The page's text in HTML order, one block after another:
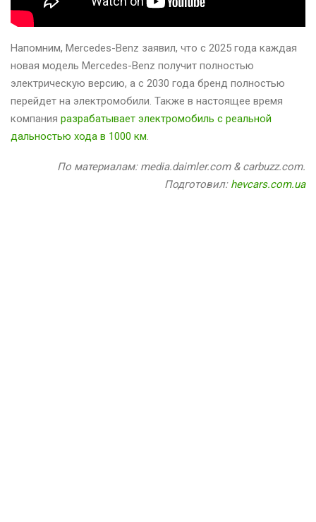
Напомним, Mercedes-Benz заявил, что с 2025 года каждая
новая модель Mercedes-Benz получит полностью
электрическую версию, а с 2030 года бренд полностью
перейдет на электромобили. Также в настоящее время
компания разрабатывает электромобиль с реальной
дальностью хода в 1000 км.
По материалам: media.daimler.com & carbuzz.com.
Подготовил: hevcars.com.ua